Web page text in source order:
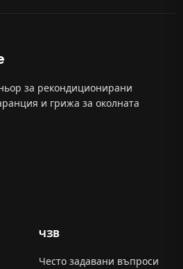
за рекондиционирани
и грижа за околната
ЧЗВ
Често задавани въпроси